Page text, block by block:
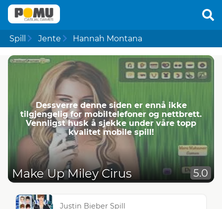
Spill Jente Hannah Montana
Dessverre denne siden er ennå ikke
tilgjengelig for mobiltelefoner og nettbrett.
Vennligst husk å sjekke under våre topp
kvalitet mobile spill!
Make Up Miley Cirus 5.0
Justin Bieber Spill